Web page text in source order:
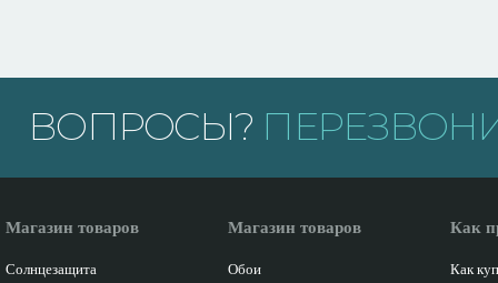
ВОПРОСЫ?
Магазин товаров
Солнцезащита
Магазин товаров
Обои
Как
Как